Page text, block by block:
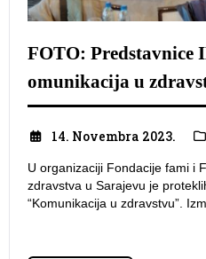
FOTO: Predstavnice
omunikacija u
14. Novembra 2023.
U organizaciji Fondacije fami i
zdravstva u Sarajevu je
“Komunikacija u zdravstvu”.